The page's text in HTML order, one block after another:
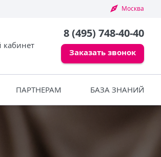
Москва
8 (495) 748-40-40
Заказать звонок
ПАРТНЕРАМ БАЗА ЗНАНИЙ